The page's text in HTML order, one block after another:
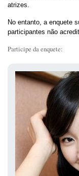
atrizes.
No entanto, a enquete
participantes não
Participe da enquete: